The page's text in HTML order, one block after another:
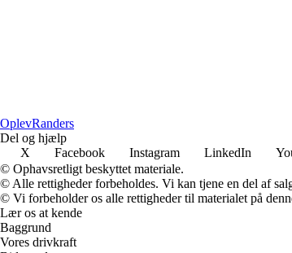
OplevRanders
Del og hjælp
X
Facebook Instagram LinkedIn
© Ophavsretligt beskyttet materiale.
© Alle rettigheder forbeholdes. Vi kan tjene en del af
© Vi forbeholder os alle rettigheder til materialet på
Lær os at kende
Baggrund
Vores drivkraft